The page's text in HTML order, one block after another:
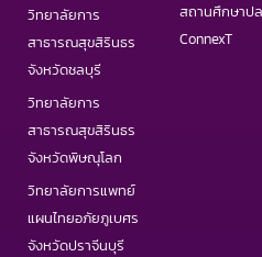
วิทยาลัยการ
สาธารณสุขสิรินธร
จังหวัดชลบุรี
วิทยาลัยการ
สาธารณสุขสิรินธร
จังหวัดพิษณุโลก
วิทยาลัยการแพทย์
แผนไทยอภัยภูเบศร
จังหวัดปราจีนบุรี
สถานศึกษาป
ConnexT